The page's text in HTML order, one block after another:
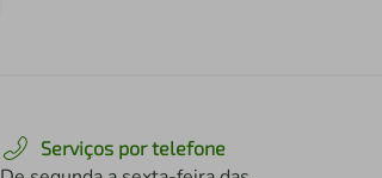
Serviços por telefone